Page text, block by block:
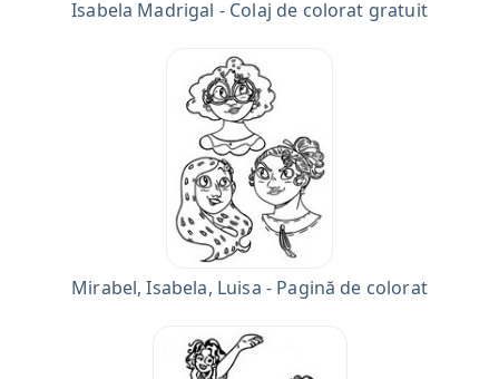
Isabela Madrigal - Colaj de colorat gratuit
Mirabel, Isabela, Luisa - Pagină de colorat